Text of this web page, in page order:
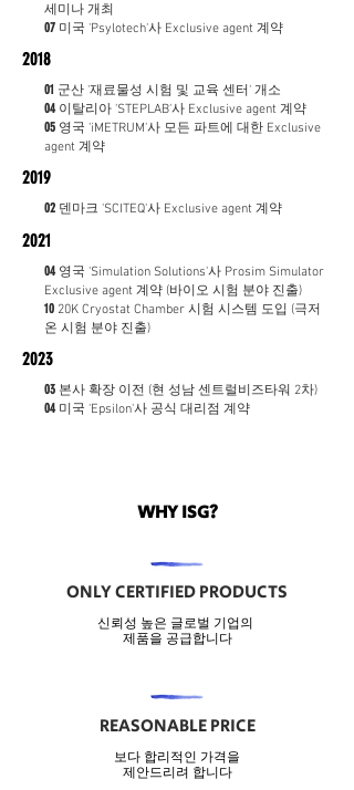
세미나 개최
07 미국 'Psylotech'사 Exclusive agent 계약
2018
01 군산 '재료물성 시험 및 교육 센터' 개소
04 이탈리아 'STEPLAB'사 Exclusive agent 계약
05 영국 'iMETRUM'사 모든 파트에 대한 Exclusive
agent 계약
2019
02 덴마크 'SCITEQ'사 Exclusive agent 계약
2021
04 영국 'Simulation Solutions'사 Prosim Simulator
Exclusive agent 계약 (바이오 시험 분야 진출)
10 20K Cryostat Chamber 시험 시스템 도입 (극저
온 시험 분야 진출)
2023
03 본사 확장 이전 (현 성남 센트럴비즈타워 2차)
04 미국 'Epsilon'사 공식 대리점 계약
WHY ISG?
ONLY CERTIFIED PRODUCTS
신뢰성 높은 글로벌 기업의
​제품을 공급합니다
REASONABLE PRICE
보다 합리적인 가격을
​제안드리려 합니다